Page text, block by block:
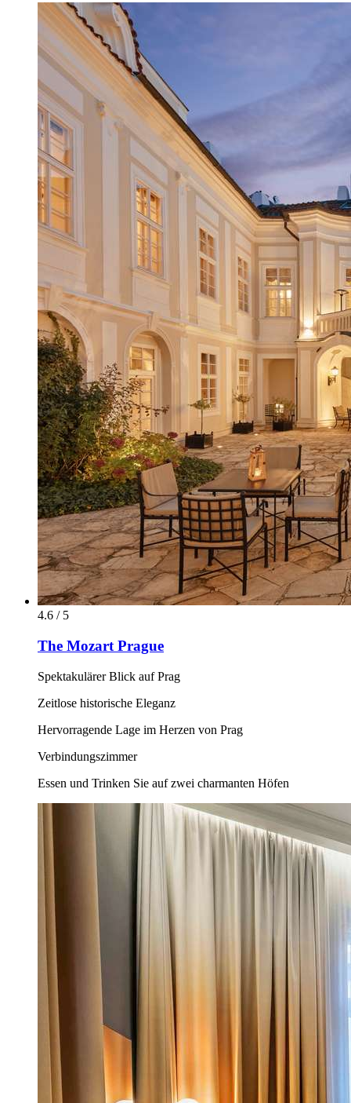
4.6 / 5
The Mozart Prague
Spektakulärer Blick auf Prag
Zeitlose historische Eleganz
Hervorragende Lage im Herzen von Prag
Verbindungszimmer
Essen und Trinken Sie auf zwei charmanten Höfen